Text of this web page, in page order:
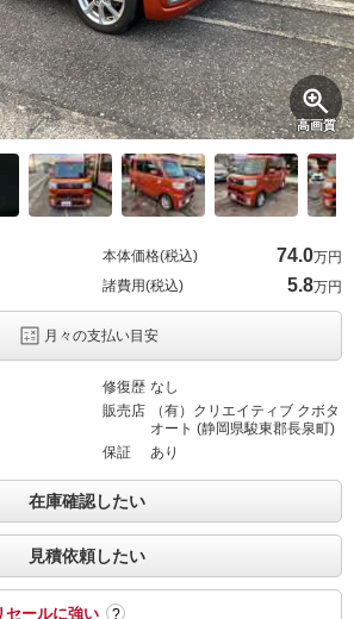
高画質
本体価格(税込) 74.0万円
諸費用(税込)
5.8万円
月々の支払い目安
修復歴 なし
販売店
（有）クリエイティブ クボタ
オート (静岡県駿東郡長泉町)
保証
あり
在庫確認したい
見積依頼したい
セールに強い ?